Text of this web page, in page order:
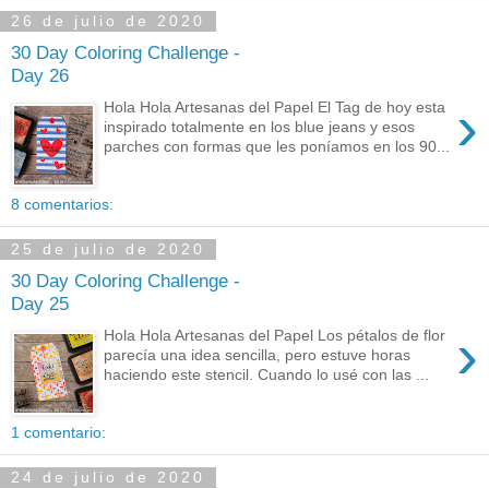
26 de julio de 2020
30 Day Coloring Challenge -
Day 26
›
Hola Hola Artesanas del Papel El Tag de hoy esta
inspirado totalmente en los blue jeans y esos
parches con formas que les poníamos en los 90...
8 comentarios:
25 de julio de 2020
30 Day Coloring Challenge -
Day 25
›
Hola Hola Artesanas del Papel Los pétalos de flor
parecía una idea sencilla, pero estuve horas
haciendo este stencil. Cuando lo usé con las ...
1 comentario:
24 de julio de 2020